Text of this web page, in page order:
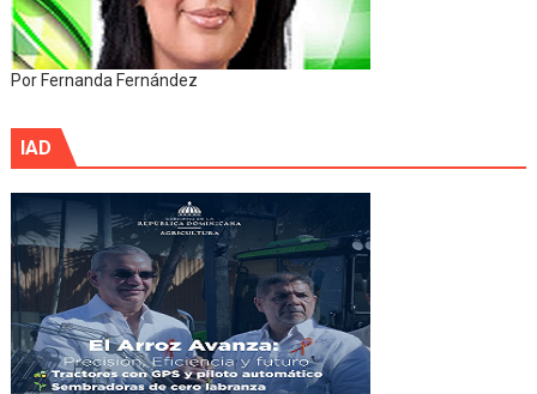
Por Fernanda Fernández
IAD